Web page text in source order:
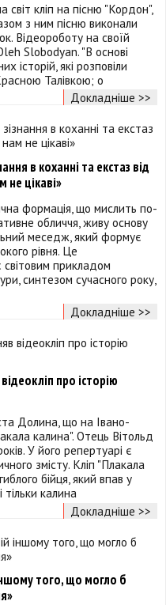
кліп на пісню "Кордон",
з ним пісню виконали
Відеороботу на своїй
Slobodyan. "В основі
історій, які розповіли
Талівкою; о
Докладніше >>
в коханні та екстаз від
не цікаві»
формація, що мислить по-
обличчя, живу основу
меседж, який формує
рівня. Це
прикладом
синтезом сучасного року,
Докладніше >>
про історію
Долина, що на Івано-
калина". Отець Вітольд
У його репертуарі є
змісту. Кліп "Плакала
бійця, який впав у
тільки калина
Докладніше >>
того, що могло б